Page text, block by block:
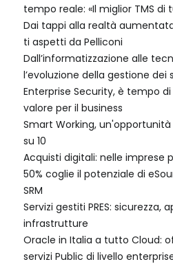
tempo reale: «Il miglior TMS di
Dai tappi alla realtà
ti aspetti da Pelliconi
Dall’informatizzazione alle
l’evoluzione della gestione
Enterprise Security, è tempo
valore per il business
Smart Working,
su 10
Acquisti digitali: nelle imprese
50% coglie il potenziale di
SRM
Servizi gestiti PRES: sicurezza,
infrastrutture
Oracle in Italia a tutto Cloud:
servizi Public di livello